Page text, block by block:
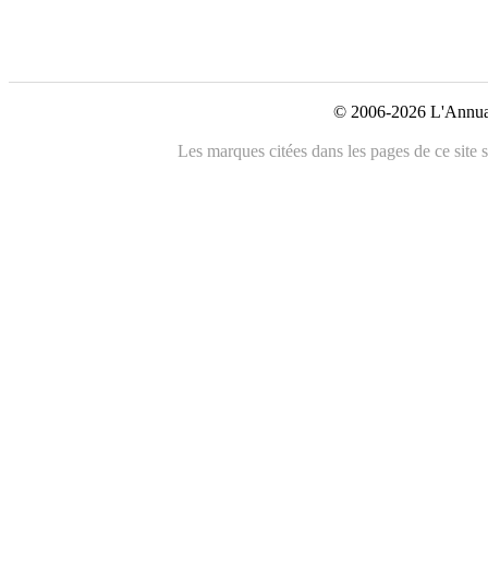
© 2006-2026
Les marques citées dans les pages de ce